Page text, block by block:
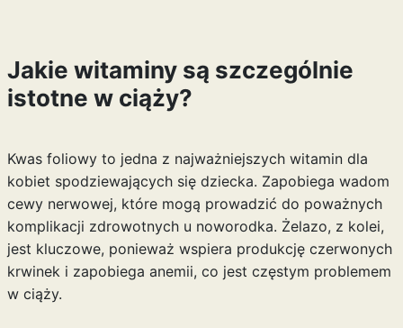
Jakie witaminy są szczególnie
istotne w ciąży?
Kwas foliowy to jedna z najważniejszych witamin dla
kobiet spodziewających się dziecka. Zapobiega wadom
cewy nerwowej, które mogą prowadzić do poważnych
komplikacji zdrowotnych u noworodka. Żelazo, z kolei,
jest kluczowe, ponieważ wspiera produkcję czerwonych
krwinek i zapobiega anemii, co jest częstym problemem
w ciąży.